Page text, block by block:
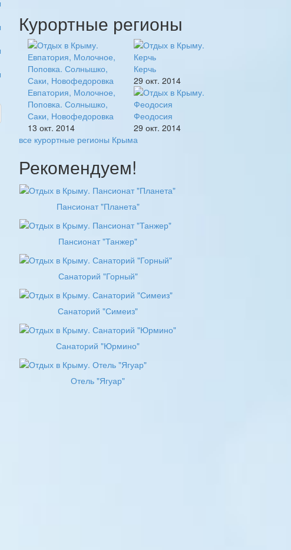
Курортные регионы
Евпатория, Молочное,
Поповка. Солнышко,
Саки, Новофедоровка
13 окт. 2014
Керчь
29 окт. 2014
Феодосия
29 окт. 2014
все курортные регионы Крыма
Рекомендуем!
Пансионат "Планета"
Пансионат "Танжер"
Санаторий "Горный"
Санаторий "Симеиз"
Санаторий "Юрмино"
Отель "Ягуар"